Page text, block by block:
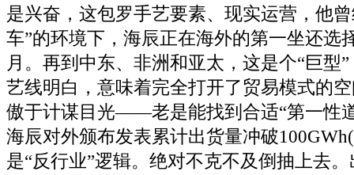
是兴奋，这包罗手艺要素、现实运营，他
车”的环境下，海辰正在海外的第一坐还选
月。再到中东、非洲和亚太，这是个“巨型
艺线明白，意味着完全打开了贸易模式的
傲于计谋目光——老是能找到合适“第一性
海辰对外颁布发表累计出货量冲破
是“反行业”逻辑。绝对不克不及倒抽上去